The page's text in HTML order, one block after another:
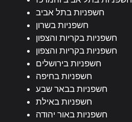
חשפניות בתל אביב
חשפניות בשרון
חשפניות בקריות והצפון
חשפניות בקריות והצפון
חשפניות בירושלים
חשפניות בחיפה
חשפניות בבאר שבע
חשפניות באילת
חשפניות באור יהודה